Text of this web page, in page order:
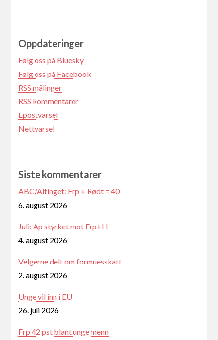
Oppdateringer
Følg oss på Bluesky
Følg oss på Facebook
RSS målinger
RSS kommentarer
Epostvarsel
Nettvarsel
Siste kommentarer
ABC/Altinget: Frp + Rødt = 40
6. august 2026
Juli: Ap styrket mot Frp+H
4. august 2026
Velgerne delt om formuesskatt
2. august 2026
Unge vil inn i EU
26. juli 2026
Frp 42 pst blant unge menn